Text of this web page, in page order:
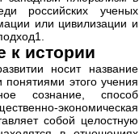
российских ученых
или цивилизации и
к истории
носит название
этого учения
сознание, способ
экономическая
собой целостную